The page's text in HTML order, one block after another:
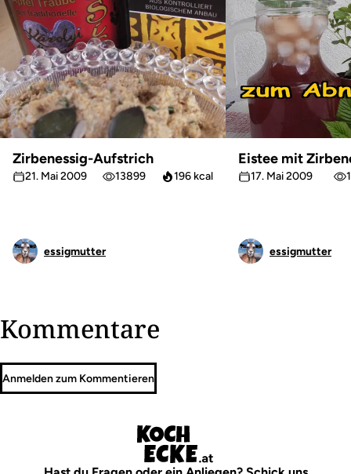
Zirbenessig-Aufstrich
21. Mai 2009 13899 196 kcal
essigmutter
Eistee mit
17. Mai 2009
essigmutter
Kommentare
Anmelden zum Kommentieren